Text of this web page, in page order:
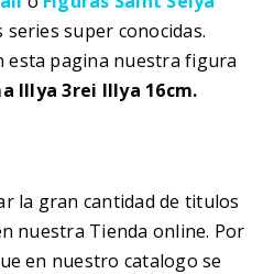
super conocidas.
esta pagina nuestra figura
Illya 3rei Illya 16cm.
la gran cantidad de titulos
nuestra Tienda online. Por
en nuestro catalogo se